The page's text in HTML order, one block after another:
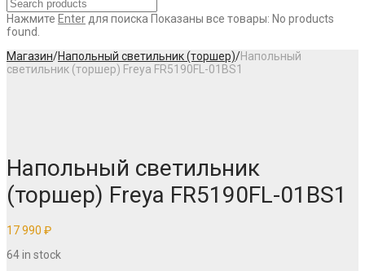
Нажмите Enter для поиска Показаны все товары: No products
found.
Магазин/Напольный светильник (торшер)/Напольный
светильник (торшер) Freya FR5190FL-01BS1
Напольный светильник
(торшер) Freya FR5190FL-01BS1
17 990 ₽
64 in stock